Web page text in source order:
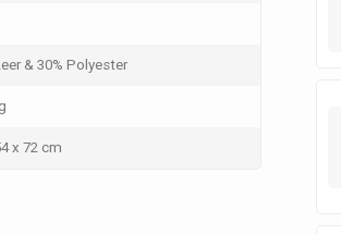
& 30% Polyester
x 72 cm